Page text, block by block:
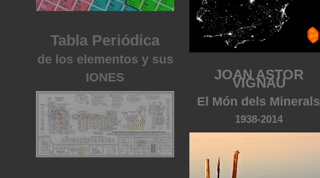
JOAN ASTOR
VIGNAU
El Món dels Minerals
1938-2014
Tabla Periódica
de los elementos y sus
IONES